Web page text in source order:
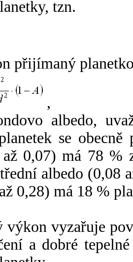
tzn.
přijímaný
,
albedo,
se
0,07) má 78 %
albedo (0,08
0,28) má 18 %
výkon vyzařuje
a dobré